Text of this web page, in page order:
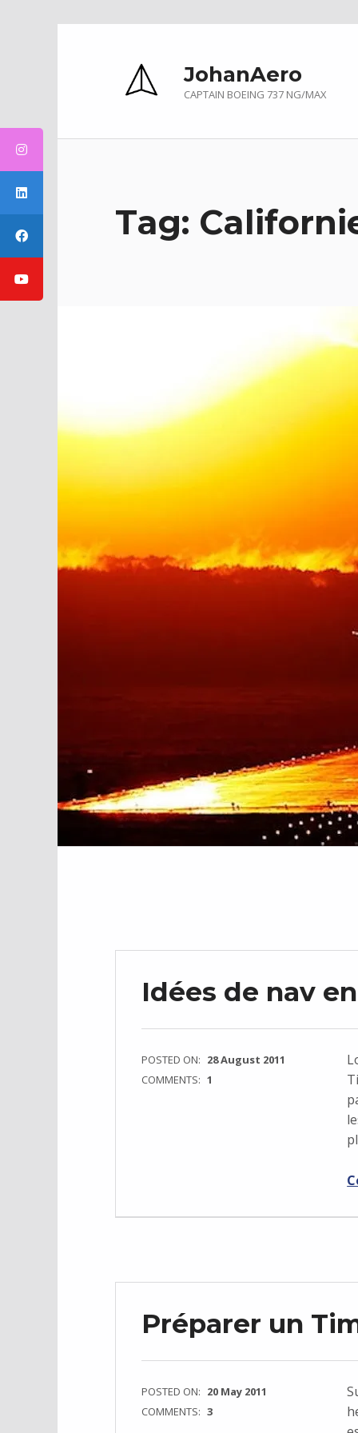
Skip to main navigation
Skip to main content
Skip to footer
JohanAero
CAPTAIN BOEING 737 NG/MAX
Tag:
Idées de nav
POSTED ON: 28 August 2011
COMMENTS: 1
Préparer un
POSTED ON: 20 May 2011
COMMENTS: 3